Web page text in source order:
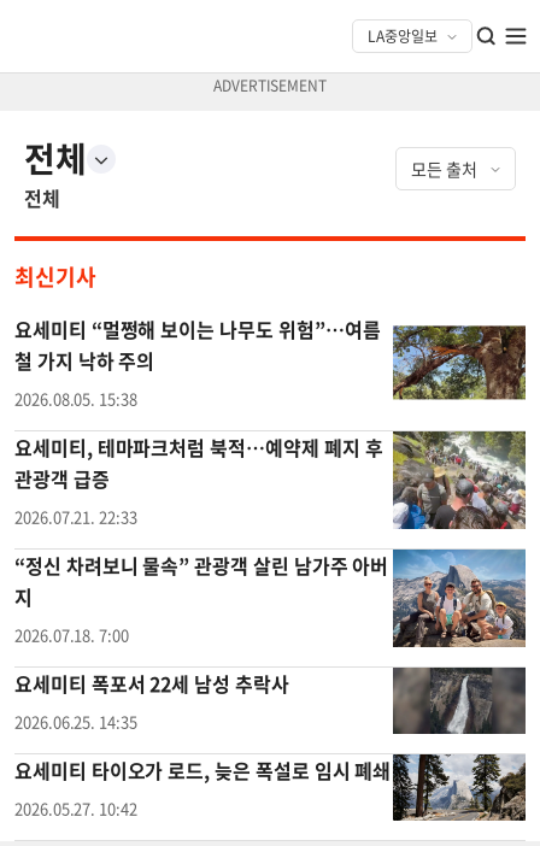
전체
전체
최신기사
요세미티 “멀쩡해 보이는 나무도 위험”…여름
철 가지 낙하 주의
2026.08.05. 15:38
요세미티, 테마파크처럼 북적…예약제 폐지 후
관광객 급증
2026.07.21. 22:33
“정신 차려보니 물속” 관광객 살린 남가주 아버
지
2026.07.18. 7:00
요세미티 폭포서 22세 남성 추락사
2026.06.25. 14:35
요세미티 타이오가 로드, 늦은 폭설로 임시 폐쇄
2026.05.27. 10:42